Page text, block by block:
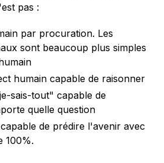
pas :
par procuration. Les
sont beaucoup plus simples
humain capable de raisonner
sais-tout" capable de
quelle question
de prédire l'avenir avec
100%.